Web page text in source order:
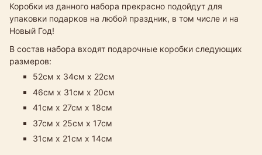
Коробки из данного набора прекрасно подойдут для
упаковки подарков на любой праздник, в том числе и на
Новый Год!
В состав набора входят подарочные коробки следующих
размеров:
52см х 34см х 22см
46см х 31см х 20см
41см х 27см х 18см​
37см х 25см х 17см
31см х 21см х 14см